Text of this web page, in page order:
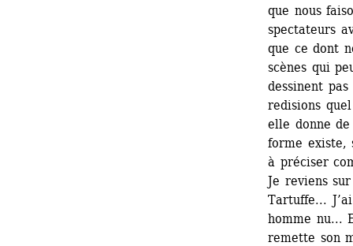
que nous
spectateurs
que ce dont
scènes qui
dessinent
redisions
elle donne
forme
à préciser
Je reviens
Tartuffe...
homme nu...
remette son